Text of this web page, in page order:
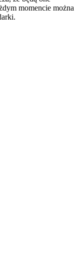
momencie można